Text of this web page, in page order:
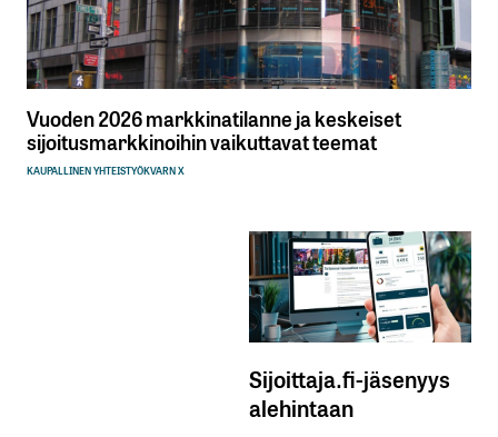
Vuoden 2026 markkinatilanne ja keskeiset
sijoitusmarkkinoihin vaikuttavat teemat
KAUPALLINEN YHTEISTYÖKVARN X
Sijoittaja.fi-jäsenyys
alehintaan